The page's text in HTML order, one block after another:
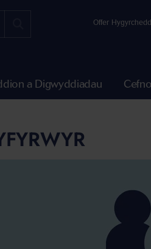
Offer Hygyrchedd
a Digwyddiadau